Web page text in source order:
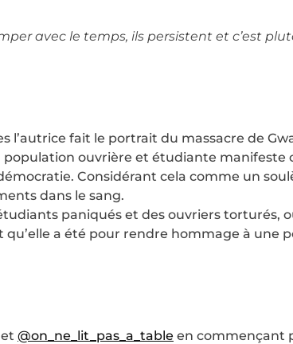
avec le temps, ils persistent et c’est
l’autrice fait le portrait du massacre de
population ouvrière et étudiante manifeste
Considérant cela comme un
dans le sang.
paniqués et des ouvriers torturés,
a été pour rendre hommage à une
et @on_ne_lit_pas_a_table en commençant